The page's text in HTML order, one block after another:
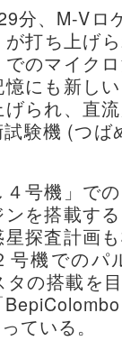
分、M-Vロ
打ち上げ
のマイク
にも新し
られ、直
験機 (つば
号機」で
を搭載す
探査計画
号機での
の搭載を
ている。